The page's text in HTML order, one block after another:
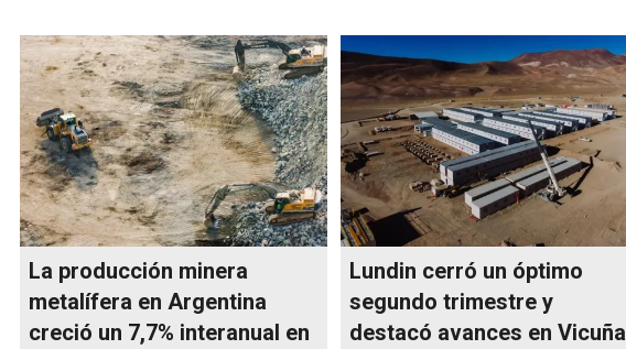
La producción minera
metalífera en Argentina
creció un 7,7% interanual en
Lundin cerró un óptimo
segundo trimestre y
destacó avances en Vicuña